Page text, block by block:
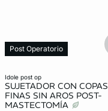
idole post op
SUJETADOR CON COPAS
FINAS SIN AROS POST-
MASTECTOMÍA
Post Operatorio